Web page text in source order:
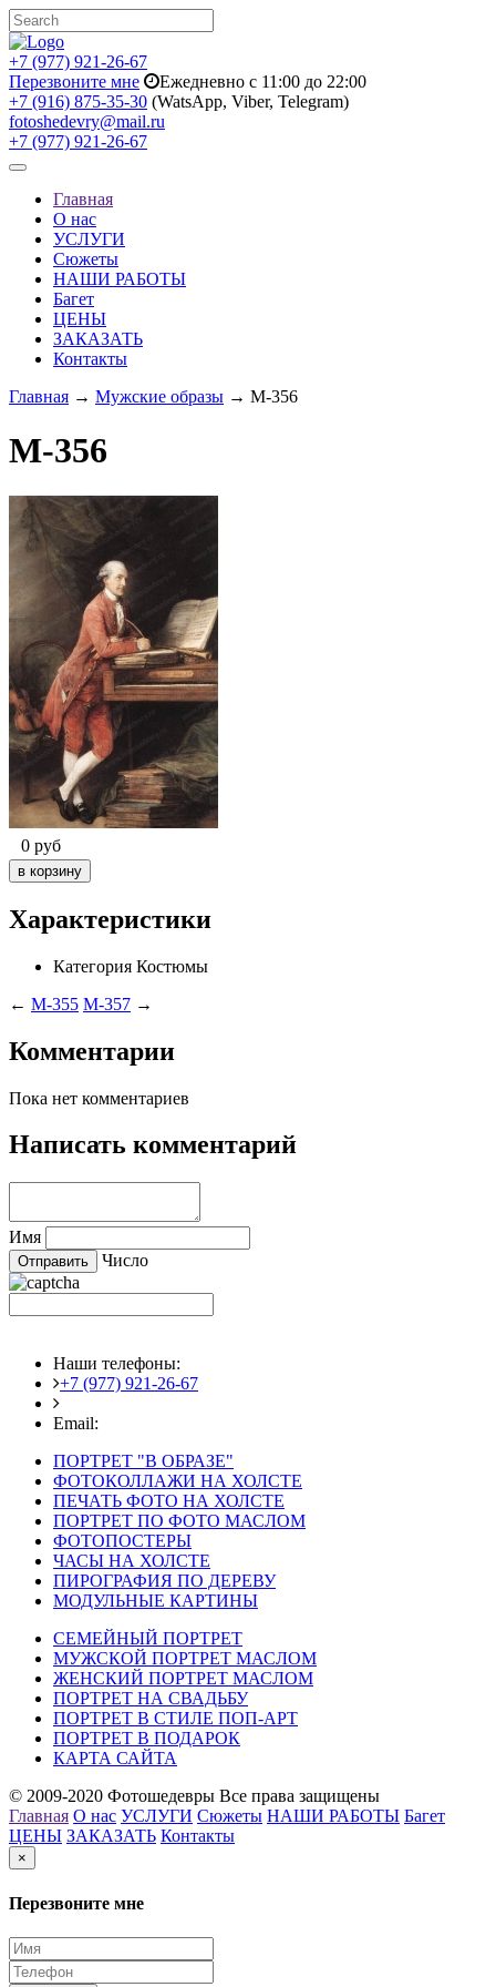
+7 (977) 921-26-67
Перезвоните мне
Ежедневно с 11:00 до 22:00
+7 (916) 875-35-30 (WatsApp, Viber, Telegram)
fotoshedevry@mail.ru
+7 (977) 921-26-67
Toggle
navigationГлавная
О нас
УСЛУГИ
Сюжеты
НАШИ РАБОТЫ
Багет
ЦЕНЫ
ЗАКАЗАТЬ
Контакты
Главная → Мужские образы → M-356
M-356
0 руб
Характеристики
Категория Костюмы
← M-355 M-357 →
Комментарии
Пока нет комментариев
Написать комментарий
Имя
Число
Наши телефоны:
+7 (977) 921-26-67
Email:
ПОРТРЕТ "В ОБРАЗЕ"
ФОТОКОЛЛАЖИ НА ХОЛСТЕ
ПЕЧАТЬ ФОТО НА ХОЛСТЕ
ПОРТРЕТ ПО ФОТО МАСЛОМ
ФОТОПОСТЕРЫ
ЧАСЫ НА ХОЛСТЕ
ПИРОГРАФИЯ ПО ДЕРЕВУ
МОДУЛЬНЫЕ КАРТИНЫ
СЕМЕЙНЫЙ ПОРТРЕТ
МУЖСКОЙ ПОРТРЕТ МАСЛОМ
ЖЕНСКИЙ ПОРТРЕТ МАСЛОМ
ПОРТРЕТ НА СВАДЬБУ
ПОРТРЕТ В СТИЛЕ ПОП-АРТ
ПОРТРЕТ В ПОДАРОК
КАРТА САЙТА
© 2009-2020 Фотошедевры Все права защищены
Главная О нас УСЛУГИ Сюжеты НАШИ РАБОТЫ Багет
ЦЕНЫ ЗАКАЗАТЬ Контакты
×
Перезвоните мне